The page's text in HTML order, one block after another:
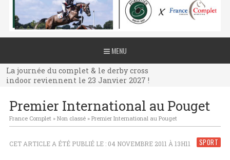
MENU
La journée du complet & le derby cross
indoor reviennent le 23 Janvier 2027 !
La journée du complet & le derby cross
indoor reviennent le 23 Janvier 2027 !
indoor reviennent le 23 Janvier 2027 !
Premier International au Pouget
France Complet» Non classé» Premier International au Pouget
SPORT
CET ARTICLE A ÉTÉ PUBLIÉ LE : 04 NOVEMBRE 2011 À 13H11